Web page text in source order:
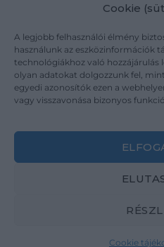
Cookie
A legjobb felhasználói élmény
használunk az eszközinformációk
technológiákhoz való hozzájárulás
olyan adatokat dolgozzunk fel,
egyedi azonosítók ezen a
vagy visszavonása bizonyos
Cookie
Médiaajánlat
Karrier
Kapcsolat
Copyright 2026